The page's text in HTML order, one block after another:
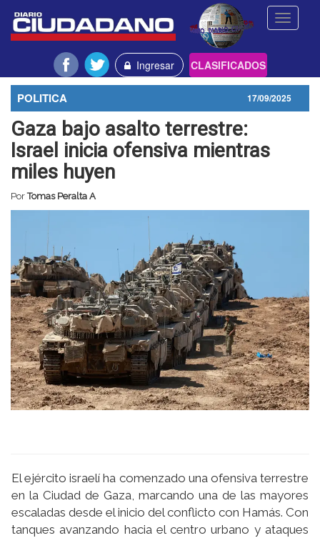
Toggle
Ingresar CLASIFICADOS
POLITICA 17/09/2025
Gaza bajo asalto terrestre:
Israel inicia ofensiva mientras
miles huyen
PorTomas Peralta A
El ejército israelí ha comenzado una ofensiva terrestre
en la Ciudad de Gaza, marcando una de las mayores
escaladas desde el inicio del conflicto con Hamás. Con
tanques avanzando hacia el centro urbano y ataques